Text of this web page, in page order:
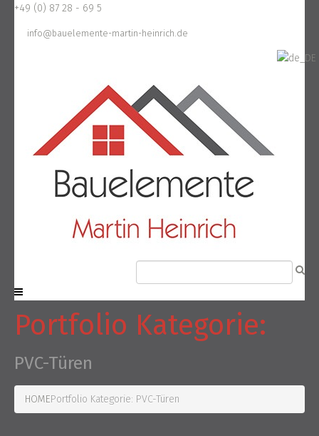
+49 (0) 87 28 - 69 5
info@bauelemente-martin-heinrich.de
Portfolio Kategorie:
PVC-Türen
HOMEPortfolio Kategorie: PVC-Türen